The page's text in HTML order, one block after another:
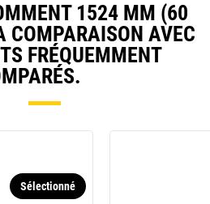
1524 MM (60
COMPARAISON AVEC
FRÉQUEMMENT
Sélectionné